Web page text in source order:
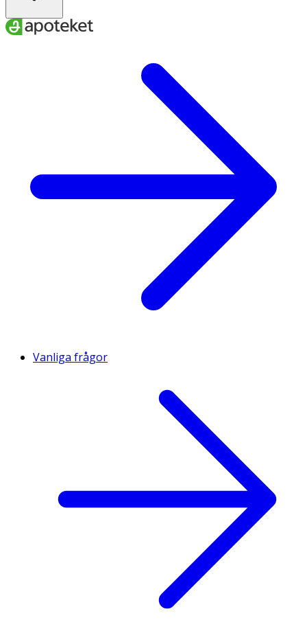
Vanliga frågor